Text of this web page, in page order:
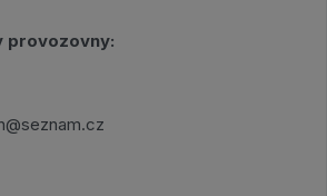
provozovny: